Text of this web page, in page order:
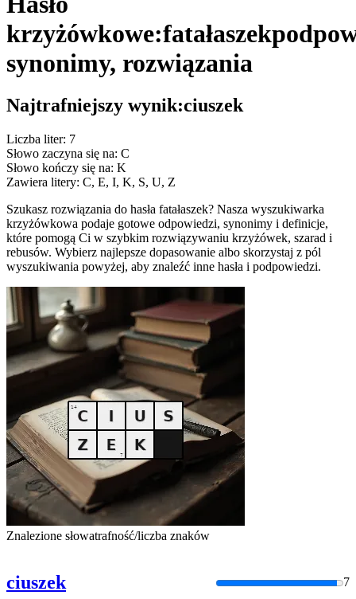
krzyżówkowe:fatałaszek
synonimy, rozwiązania
Najtrafniejszy wynik:ciuszek
Liczba liter: 7
Słowo zaczyna się na: C
Słowo kończy się na: K
Zawiera litery: C, E, I, K, S, U, Z
Szukasz rozwiązania do hasła fatałaszek? Nasza wyszukiwarka
krzyżówkowa podaje gotowe odpowiedzi, synonimy i definicje,
które pomogą Ci w szybkim rozwiązywaniu krzyżówek, szarad i
rebusów. Wybierz najlepsze dopasowanie albo skorzystaj z pól
wyszukiwania powyżej, aby znaleźć inne hasła i podpowiedzi.
Znalezione słowatrafność/liczba znaków
ciuszek 7